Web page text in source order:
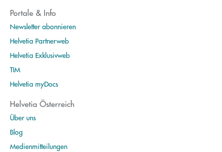
Portale & Info
Newsletter abonnieren
Helvetia Partnerweb
Helvetia Exklusivweb
TIM
Helvetia myDocs
Helvetia Österreich
Über uns
Blog
Medienmitteilungen